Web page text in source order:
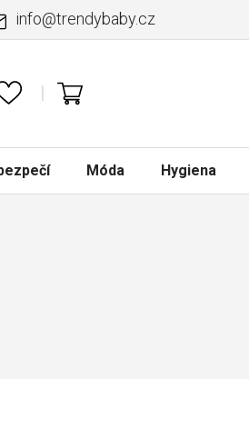
info@trendybaby.cz
KOŠÍKMóda Hygiena